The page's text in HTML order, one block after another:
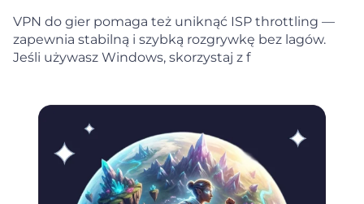
VPN do gier pomaga też uniknąć ISP throttling —
zapewnia stabilną i szybką rozgrywkę bez lagów.
Jeśli używasz Windows, skorzystaj z f